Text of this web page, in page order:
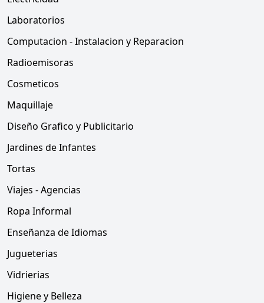
Laboratorios
Computacion - Instalacion y Reparacion
Radioemisoras
Cosmeticos
Maquillaje
Diseño Grafico y Publicitario
Jardines de Infantes
Tortas
Viajes - Agencias
Ropa Informal
Enseñanza de Idiomas
Jugueterias
Vidrierias
Higiene y Belleza